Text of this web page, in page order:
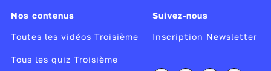
Pour en savoir plus sur la
Première Guerre
Mondiale, découvrez en vidéo :
L'avancée allemande
Nos contenus
Toutes les vidéos Troisième
Tous les quiz Troisième
Suivez-nous
Inscription Newsletter